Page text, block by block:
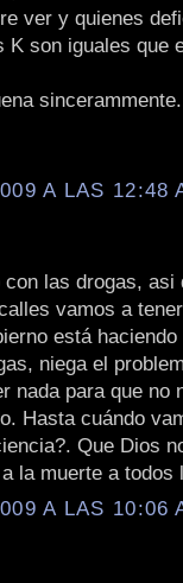
ver y quienes
son iguales que
sincerammente.
A LAS 12:48
las drogas, asi
vamos a
está
niega el
nada para que no
Hasta cuándo
Que Dios
la muerte a todos
A LAS 10:06